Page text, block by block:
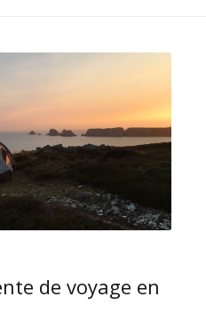
de voyage en